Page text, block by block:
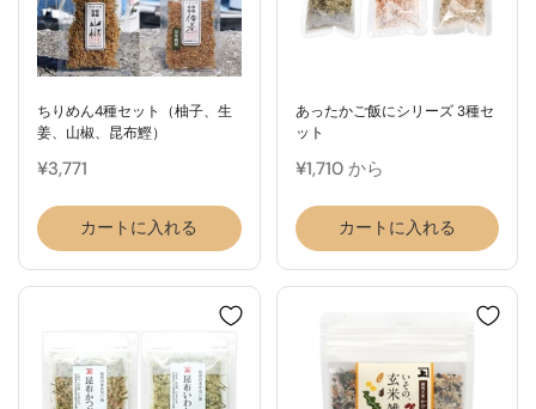
ちりめん4種セット（柚子、生
姜、山椒、昆布鰹）
¥3,771
カートに入れる
あったかご飯にシリーズ 3種セ
ット
¥1,710 から
カートに入れる